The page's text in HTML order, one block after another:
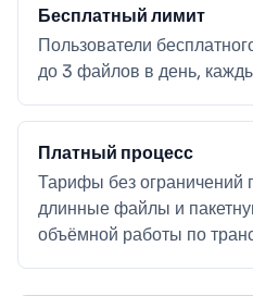
Бесплатный лимит
Пользователи
до 3 файлов в день,
Платный процесс
Тарифы без ограничений
длинные файлы и
объёмной работы по